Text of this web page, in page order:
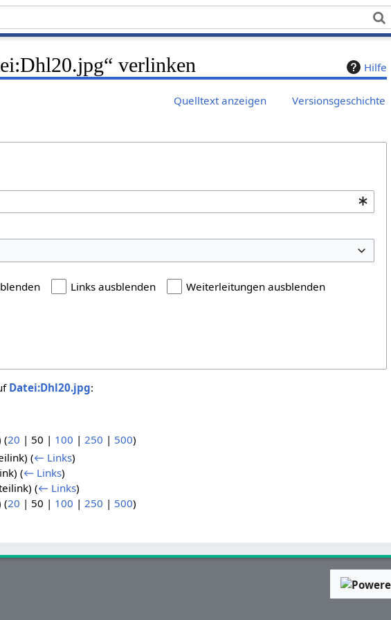
Hilfe
verlinken
Quelltext anzeigen Versionsgeschichte
Links ausblenden
Weiterleitungen ausblenden
Datei:Dhl20.jpg:
(20 | 50 | 100 | 250 | 500)
(← Links)
(← Links)
(← Links)
(20 | 50 | 100 |250 | 500)